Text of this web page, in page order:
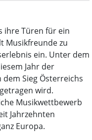
ihre Türen für ein
Musikfreunde zu
ein. Unter dem
Jahr der
Sieg Österreichs
wird.
Musikwettbewerb
Jahrzehnten
Europa.